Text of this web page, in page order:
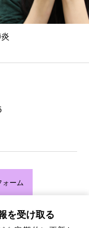
について
ーム
を受け取る